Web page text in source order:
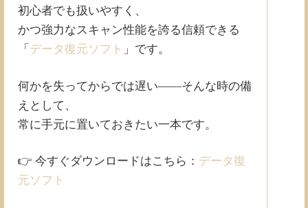
初心者でも扱いやすく、
かつ強力なスキャン性能を誇る信頼できる
「 データ復元ソフト 」です。
何かを失ってからでは遅い——そんな時の備
えとして、
常に手元に置いておきたい一本です。
👉 今すぐダウンロードはこちら： データ復
元ソフト